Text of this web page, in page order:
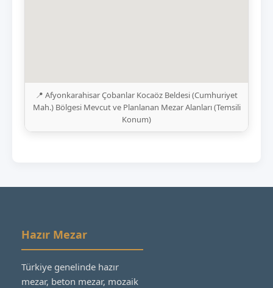
📍 Afyonkarahisar Çobanlar Kocaöz Beldesi (Cumhuriyet
Mah.) Bölgesi Mevcut ve Planlanan Mezar Alanları (Temsili
Konum)
Hazır Mezar
Türkiye genelinde hazır
mezar, beton mezar, mozaik